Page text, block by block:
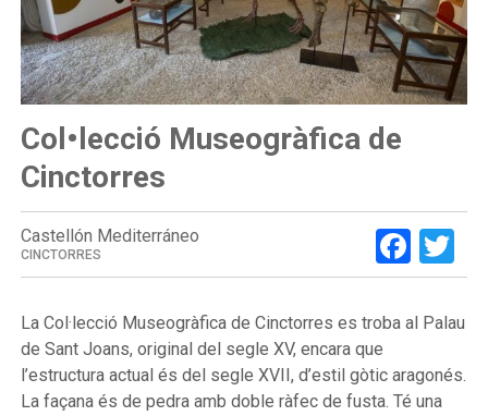
Col•lecció Museogràfica de
Cinctorres
Castellón Mediterráneo
CINCTORRES
La Col·lecció Museogràfica de Cinctorres es troba al Palau
de Sant Joans, original del segle XV, encara que
l’estructura actual és del segle XVII, d’estil gòtic aragonés.
La façana és de pedra amb doble ràfec de fusta. Té una